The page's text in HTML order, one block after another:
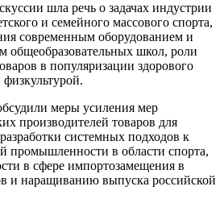
шла речь о задачах индустрии
и семейного массового спорта,
современным оборудованием и
общеобразовательных школ, роли
в популяризации здорового
меры усиления мер
производителей товаров для
системных подходов к
промышленности в области спорта,
в сфере импортозамещения в
и наращиванию выпуска российской